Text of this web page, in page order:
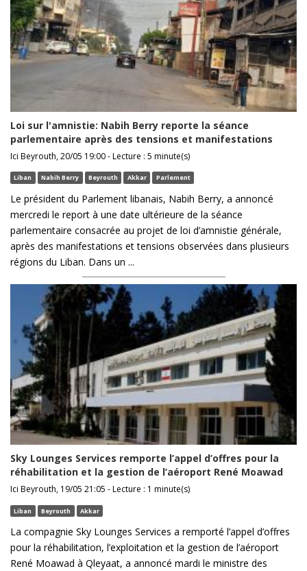
Loi sur l'amnistie: Nabih Berry reporte la séance
parlementaire après des tensions et manifestations
Ici Beyrouth, 20/05 19:00 - Lecture : 5 minute(s)
Liban Nabih Berry Beyrouth Akkar Parlement
Le président du Parlement libanais, Nabih Berry, a annoncé
mercredi le report à une date ultérieure de la séance
parlementaire consacrée au projet de loi d’amnistie générale,
après des manifestations et tensions observées dans plusieurs
régions du Liban. Dans un ...
Sky Lounges Services remporte l’appel d’offres pour la
réhabilitation et la gestion de l’aéroport René Moawad
Ici Beyrouth, 19/05 21:05 - Lecture : 1 minute(s)
Liban Beyrouth Akkar
La compagnie Sky Lounges Services a remporté l’appel d’offres
pour la réhabilitation, l’exploitation et la gestion de l’aéroport
René Moawad à Qleyaat, a annoncé mardi le ministre des